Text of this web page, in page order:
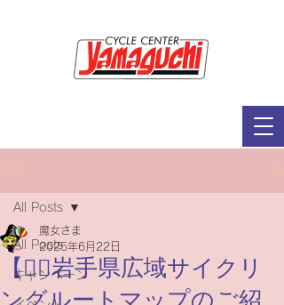
All Posts
キャンペーン
All Posts
【🚴‍♀️岩手県広域サイクリ
魔女さま
2025年6月22日